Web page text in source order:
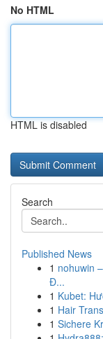
No HTML
HTML is disabled
Search
Published News
1 nohuwin
Đ...
1 Kubet:
1 Hair
1 Sichere